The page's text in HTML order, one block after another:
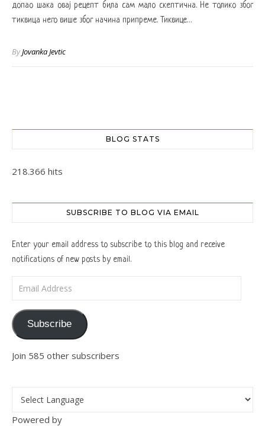
допао шака овај рецепт била сам мало скептична. Не толико због
тиквица него више због начина припреме. Тиквице…
ByJovanka Jevtic
BLOG STATS
218.366 hits
SUBSCRIBE TO BLOG VIA EMAIL
Enter your email address to subscribe to this blog and receive
notifications of new posts by email.
Subscribe
Join 585 other subscribers
Powered by